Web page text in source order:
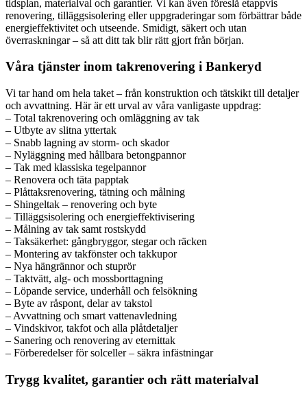
tidsplan, materialval och garantier. Vi kan även föreslå etappvis
renovering, tilläggsisolering eller uppgraderingar som förbättrar både
energieffektivitet och utseende. Smidigt, säkert och utan
överraskningar – så att ditt tak blir rätt gjort från början.
Våra tjänster inom takrenovering i Bankeryd
Vi tar hand om hela taket – från konstruktion och tätskikt till detaljer
och avvattning. Här är ett urval av våra vanligaste uppdrag:
– Total takrenovering och omläggning av tak
– Utbyte av slitna yttertak
– Snabb lagning av storm- och skador
– Nyläggning med hållbara betongpannor
– Tak med klassiska tegelpannor
– Renovera och täta papptak
– Plåttaksrenovering, tätning och målning
– Shingeltak – renovering och byte
– Tilläggsisolering och energieffektivisering
– Målning av tak samt rostskydd
– Taksäkerhet: gångbryggor, stegar och räcken
– Montering av takfönster och takkupor
– Nya hängrännor och stuprör
– Taktvätt, alg- och mossborttagning
– Löpande service, underhåll och felsökning
– Byte av råspont, delar av takstol
– Avvattning och smart vattenavledning
– Vindskivor, takfot och alla plåtdetaljer
– Sanering och renovering av eternittak
– Förberedelser för solceller – säkra infästningar
Trygg kvalitet, garantier och rätt materialval